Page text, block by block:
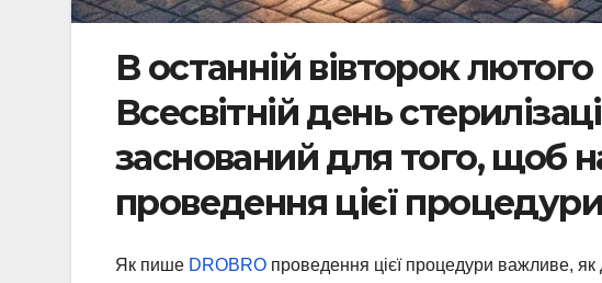
В останній вівторок
Всесвітній день
заснований для того, щоб
проведення цієї процедури
Як пише DROBRO проведення цієї процедури важливе, як